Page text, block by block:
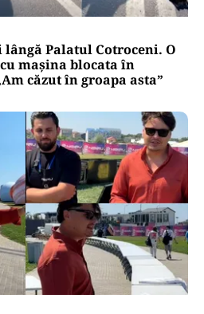
Palatul Cotroceni. O
mașina blocata în
căzut în groapa asta”